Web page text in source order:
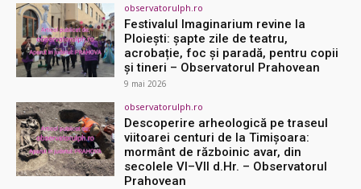
observatorulph.ro
Festivalul Imaginarium revine la
Ploiești: șapte zile de teatru,
acrobație, foc și paradă, pentru copii
și tineri – Observatorul Prahovean
9 mai 2026
observatorulph.ro
Descoperire arheologică pe traseul
viitoarei centuri de la Timișoara:
mormânt de războinic avar, din
secolele VI–VII d.Hr. – Observatorul
Prahovean